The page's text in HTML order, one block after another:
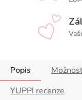
Popis
YUPPI recenze